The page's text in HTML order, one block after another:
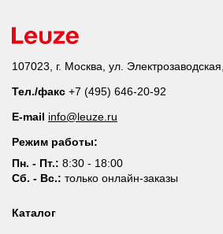
107023, г. Москва, ул.
Тел./факс +7 (495) 646-20-92
E-mail info@leuze.ru
Режим работы:
Пн. - Пт.: 8:30 - 18:00
Сб. - Вс.: только онлайн-заказы
Каталог